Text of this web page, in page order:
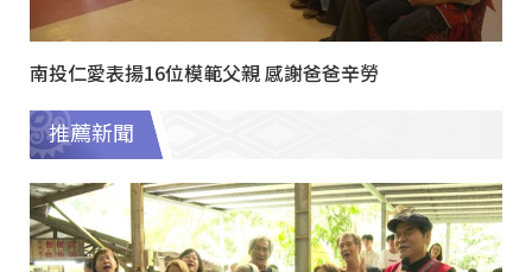
南投仁愛表揚16位模範父親 感謝爸爸辛勞
推薦新聞